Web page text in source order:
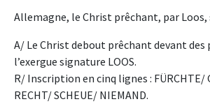
Allemagne, le Christ prêchant, par Loos,
A/ Le Christ debout prêchant devant des
l’exergue signature LOOS.
R/ Inscription en cinq lignes : FÜRCHTE/
RECHT/ SCHEUE/ NIEMAND.